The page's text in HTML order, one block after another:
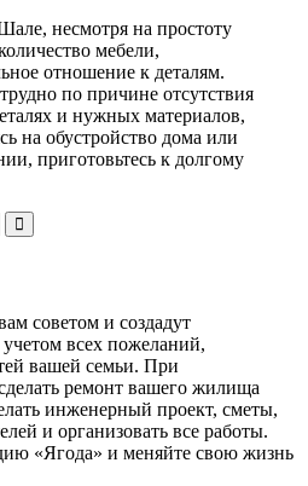
несмотря на простоту
мебели,
отношение к деталям.
по причине отсутствия
и нужных материалов,
на обустройство дома или
приготовьтесь к долгому
советом и создадут
всех пожеланий,
вашей семьи. При
ремонт вашего жилища
инженерный проект, сметы,
и организовать все работы.
«Ягода» и меняйте свою жизнь